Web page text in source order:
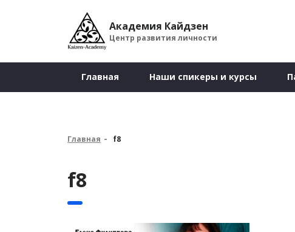
Академия Кайдзен
Центр развития личности
Главная Наши спикеры и курсы
Главная f8
f8